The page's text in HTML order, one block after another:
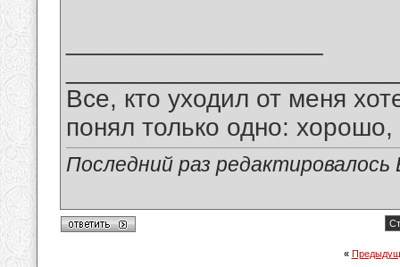
Все, кто уходил от меня
понял только одно:
Последний раз
«